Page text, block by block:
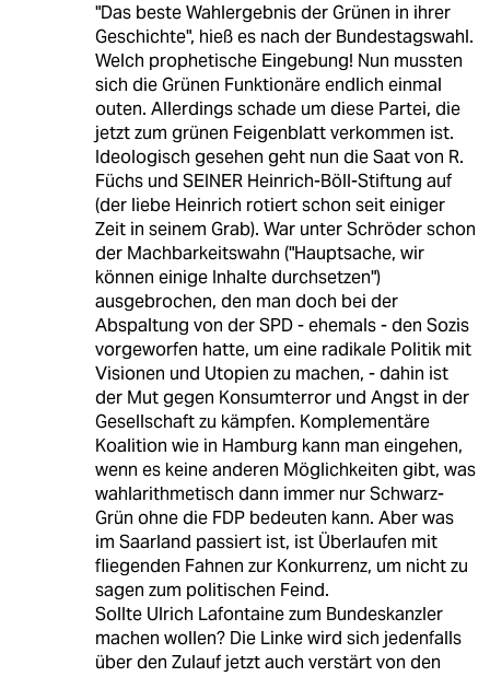
"Das beste Wahlergebnis der Grünen in ihrer
Geschichte", hieß es nach der Bundestagswahl.
Welch prophetische Eingebung! Nun mussten
sich die Grünen Funktionäre endlich einmal
outen. Allerdings schade um diese Partei, die
jetzt zum grünen Feigenblatt verkommen ist.
Ideologisch gesehen geht nun die Saat von R.
Füchs und SEINER Heinrich-Böll-Stiftung auf
(der liebe Heinrich rotiert schon seit einiger
Zeit in seinem Grab). War unter Schröder schon
der Machbarkeitswahn ("Hauptsache, wir
können einige Inhalte durchsetzen")
ausgebrochen, den man doch bei der
Abspaltung von der SPD - ehemals - den Sozis
vorgeworfen hatte, um eine radikale Politik mit
Visionen und Utopien zu machen, - dahin ist
der Mut gegen Konsumterror und Angst in der
Gesellschaft zu kämpfen. Komplementäre
Koalition wie in Hamburg kann man eingehen,
wenn es keine anderen Möglichkeiten gibt, was
wahlarithmetisch dann immer nur Schwarz-
Grün ohne die FDP bedeuten kann. Aber was
im Saarland passiert ist, ist Überlaufen mit
fliegenden Fahnen zur Konkurrenz, um nicht zu
sagen zum politischen Feind.
Sollte Ulrich Lafontaine zum Bundeskanzler
machen wollen? Die Linke wird sich jedenfalls
über den Zulauf jetzt auch verstärt von den